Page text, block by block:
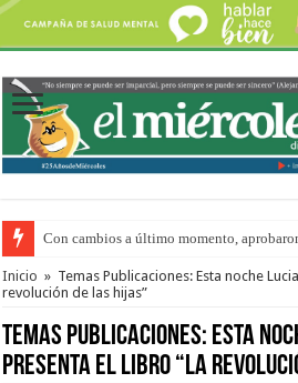
Con cambios a último momento,
Del viernes 7 al domingo 9 de agosto: la
Inicio » Temas Publicaciones: Esta noche
revolución de las hijas”
Temas Publicaciones: Esta
presenta el libro “La